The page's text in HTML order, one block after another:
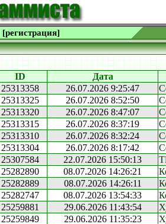
[регистрация]
ID
Дата
25313358
26.07.2026 9:25:47
25313325
26.07.2026 8:52:50
25313320
26.07.2026 8:47:07
25313315
26.07.2026 8:37:19
25313310
26.07.2026 8:32:24
25313304
26.07.2026 8:17:42
25307584
22.07.2026 15:50:13
25282890
08.07.2026 14:26:21
25282889
08.07.2026 14:26:11
25282747
08.07.2026 13:54:33
25259881
29.06.2026 11:43:54
25259849
29.06.2026 11:35:23